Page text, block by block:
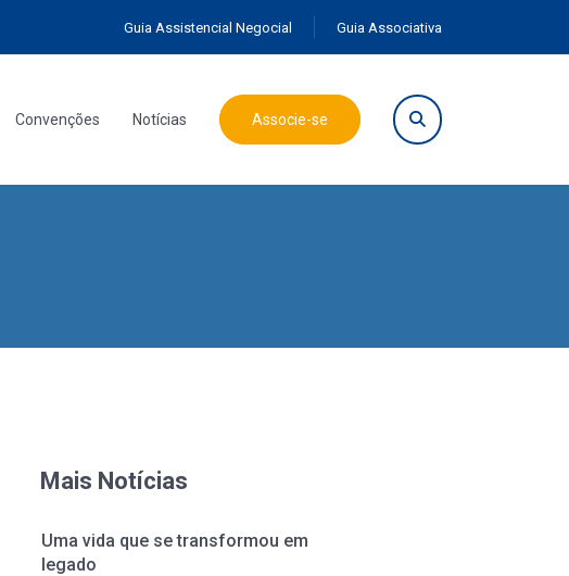
Guia Assistencial Negocial Guia Associativa
Convenções Notícias Associe-se
Mais Notícias
Uma vida que se transformou em
legado